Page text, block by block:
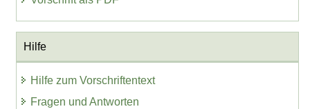
Hilfe
Hilfe zum Vorschriftentext
Fragen und Antworten